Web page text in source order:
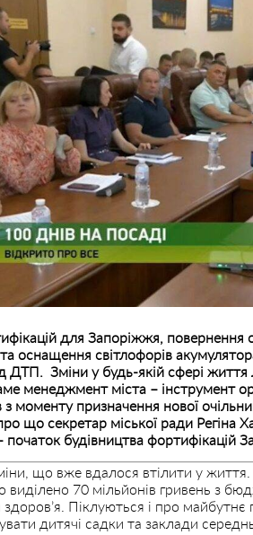
для Запоріжжя, повернення
оснащення світлофорів
ДТП. Зміни у будь-якій сфері
менеджмент міста – інструмент
моменту призначення нової
що секретар міської ради Регіна
початок будівництва фортифікацій
що вже вдалося втілити у життя.
виділено 70 мільйонів гривень з
Піклуються і про
дитячі садки та заклади